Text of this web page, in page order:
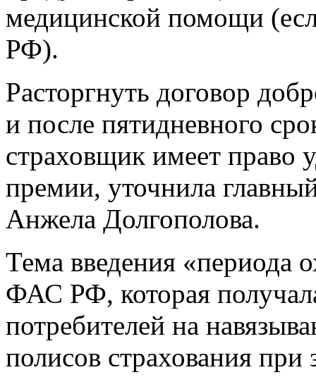
медицинской помощи
РФ).
Расторгнуть договор
и после пятидневного
страховщик имеет право
премии, уточнила
Анжела Долгополова.
Тема введения «периода
ФАС РФ, которая
потребителей на
полисов страхования